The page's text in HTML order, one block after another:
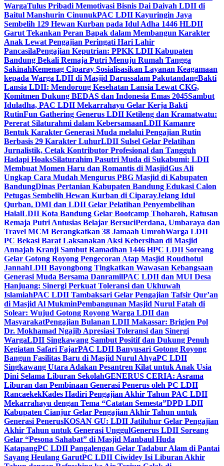
WargaTulus Pribadi Memotivasi Bisnis Dai Daiyah LDII di
Baitul Manshurin CinunukPAC LDII Kayuringin Jaya
Sembelih 129 Hewan Kurban pada Idul Adha 1446 HLDII
Garut Tekankan Peran Bapak dalam Membangun Karakter
Anak Lewat Pengajian Peringati Hari Lahir
PancasilaPengajian Keputrian: PPKK LDII Kabupaten
Bandung Bekali Remaja Putri Menuju Rumah Tangga
SakinahKemenag Ciparay Sosialisasikan Layanan Keagamaan
kepada Warga LDII di Masjid Darussalam PakutandangBakti
Lansia LDII: Mendorong Kesehatan Lansia Lewat CKG,
Komitmen Dukung BEDAS dan Indonesia Emas 2045Sambut
Iduladha, PAC LDII Mekarrahayu Gelar Kerja Bakti
RutinFun Gathering Generus LDII Ketileng dan Kramatwatu:
Pererat Silaturahmi dalam KebersamaanLDII Kamanre
Bentuk Karakter Generasi Muda melalui Pengajian Rutin
Berbasis 29 Karakter LuhurLDII Sulsel Gelar Pelatihan
Jurnalistik, Cetak Kontributor Profesional dan Tangguh
Hadapi HoaksSilaturahim Pasutri Muda di Sukabumi: LDII
Membuat Momen Haru dan Romantis di MasjidGus Ali
Ungkap Cara Mudah Mengurus PBG Masjid di Kabupaten
BandungDinas Pertanian Kabupaten Bandung Edukasi Calon
Petugas Sembelih Hewan Kurban di CiparayJelang Idul
Qurban, DMI dan LDII Gelar Pelatihan Penyembelihan
HalalLDII Kota Bandung Gelar Bootcamp Thoharoh, Ratusan
Remaja Putri Antusias Belajar BersuciPerdana, Umbaraya dan
Travel MCM Berangkatkan 38 Jamaah UmrohWarga LDII
PC Bekasi Barat Laksanakan Aksi Kebersihan di Masjid
Annajah Kranji Sambut Ramadhan 1446 HPC LDII Soreang
Gelar Gotong Royong Pengecoran Atap Masjid Roudhotul
JannahLDII Bayongbong Tingkatkan Wawasan Kebangsaan
Generasi Muda Bersama DanramilPAC LDII dan MUI Desa
Hanjuang: Sinergi Perkuat Toleransi dan Ukhuwah
IslamiahPAC LDII Tambaksari Gelar Pengajian Tafsir Qur’an
di Masjid Al MukminPembangunan Masjid Nurul Fatah di
Solear: Wujud Gotong Royong Warga LDII dan
MasyarakatPengajian Bulanan LDII Makassar: Brigjen Pol
Dr. Mokhamad Ngajib Apresiasi Toleransi dan Sinergi
WargaLDII Singkawang Sambut Positif dan Dukung Penuh
Kegiatan Safari FajarPAC LDII Banyusari Gotong Royong
Bangun Fasilitas Baru di Masjid Nurul AhyaPC LDII
Singkawang Utara Adakan Pesantren Kilat untuk Anak Usia
Dini Selama Liburan SekolahGENERUS CERIA: Asrama
Liburan dan Pembinaan Generasi Penerus oleh PC LDII
RancaekekKades Hadiri Pengajian Akhir Tahun PAC LDII
Mekarrahayu dengan Tema “Catatan Semesta”DPD LDII
Kabupaten Cianjur Gelar Pengajian Akhir Tahun untuk
Generasi PenerusKOSAN GU: LDII Jatiluhur Gelar Pengajian
Akhir Tahun untuk Generasi UnggulGenerus LDII Soreang
Gelar “Pesona Sahabat” di Masjid Manbaul Huda
KatapangPC LDII Pangalengan Gelar Tadabur Alam di Pantai
Sayang Heulang GarutPC LDII Ciwidey Isi Liburan Akhir